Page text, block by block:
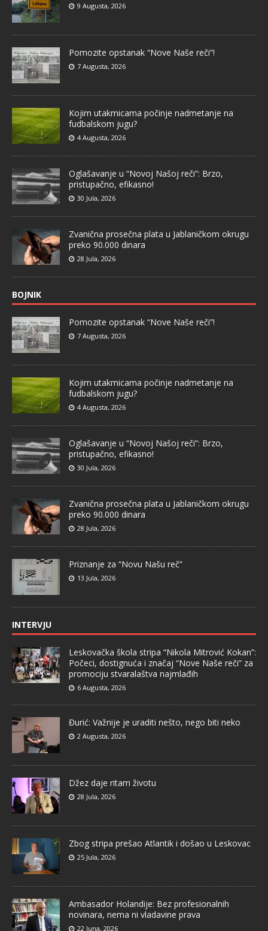
9 Augusta, 2026
Pomozite opstanak “Nove Naše reči”!
7 Augusta, 2026
Kojim utakmicama počinje nadmetanje na
fudbalskom jugu?
4 Augusta, 2026
Oglašavanje u “Novoj Našoj reči”: Brzo,
pristupačno, efikasno!
30 Jula, 2026
Zvanična prosečna plata u Jablaničkom okrugu
preko 90.000 dinara
28 Jula, 2026
BOJNIK
Pomozite opstanak “Nove Naše reči”!
7 Augusta, 2026
Kojim utakmicama počinje nadmetanje na
fudbalskom jugu?
4 Augusta, 2026
Oglašavanje u “Novoj Našoj reči”: Brzo,
pristupačno, efikasno!
30 Jula, 2026
Zvanična prosečna plata u Jablaničkom okrugu
preko 90.000 dinara
28 Jula, 2026
Priznanje za “Novu Našu reč”
13 Jula, 2026
INTERVJU
Leskovačka škola stripa “Nikola Mitrović Kokan”:
Počeci, dostignuća i značaj “Nove Naše reči” za
promociju stvaralaštva najmlađih
6 Augusta, 2026
Đurić: Važnije je uraditi nešto, nego biti neko
2 Augusta, 2026
Džez daje ritam životu
28 Jula, 2026
Zbog stripa prešao Atlantik i došao u Leskovac
25 Jula, 2026
Ambasador Holandije: Bez profesionalnih
novinara, nema ni vladavine prava
22 Juna, 2026